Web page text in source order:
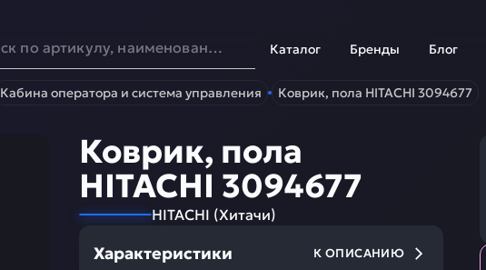
Каталог Бренды Блог
Кабина оператора и система управления Коврик, пола HITACHI 3094677
Коврик, пола
HITACHI 3094677
HITACHI (Хитачи)
Характеристики К ОПИСАНИЮ